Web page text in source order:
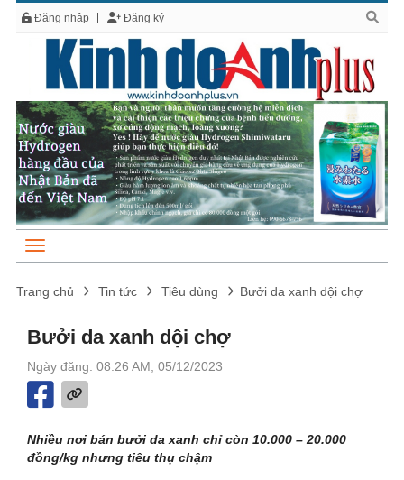
Đăng nhập Đăng ký
Trang chủ Tin tức Tiêu dùng Bưởi da xanh dội chợ
Bưởi da xanh dội chợ
Ngày đăng: 08:26 AM, 05/12/2023
Nhiều nơi bán bưởi da xanh chỉ còn 10.000 – 20.000
đồng/kg nhưng tiêu thụ chậm